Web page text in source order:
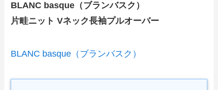
BLANC basque（ブランバスク）
片畦ニット Vネック長袖プルオーバー
BLANC basque（ブランバスク）